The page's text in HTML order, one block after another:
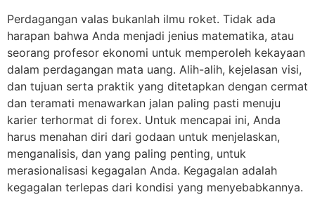
Perdagangan valas bukanlah ilmu roket. Tidak ada
harapan bahwa Anda menjadi jenius matematika, atau
seorang profesor ekonomi untuk memperoleh kekayaan
dalam perdagangan mata uang. Alih-alih, kejelasan visi,
dan tujuan serta praktik yang ditetapkan dengan cermat
dan teramati menawarkan jalan paling pasti menuju
karier terhormat di forex. Untuk mencapai ini, Anda
harus menahan diri dari godaan untuk menjelaskan,
menganalisis, dan yang paling penting, untuk
merasionalisasi kegagalan Anda. Kegagalan adalah
kegagalan terlepas dari kondisi yang menyebabkannya.